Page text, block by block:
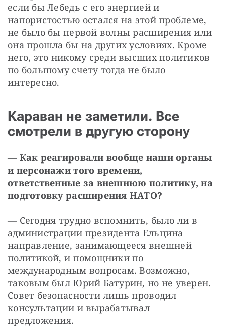
если бы Лебедь с его энергией и
напористостью остался на этой проблеме,
не было бы первой волны расширения или
она прошла бы на других условиях. Кроме
него, это никому среди высших политиков
по большому счету тогда не было
интересно.
Караван не заметили. Все
смотрели в другую сторону
— Как реагировали вообще наши органы
и персонажи того времени,
ответственные за внешнюю политику, на
подготовку расширения НАТО?
— Сегодня трудно вспомнить, было ли в
администрации президента Ельцина
направление, занимающееся внешней
политикой, и помощники по
международным вопросам. Возможно,
таковым был Юрий Батурин, но не уверен.
Совет безопасности лишь проводил
консультации и вырабатывал
предложения.